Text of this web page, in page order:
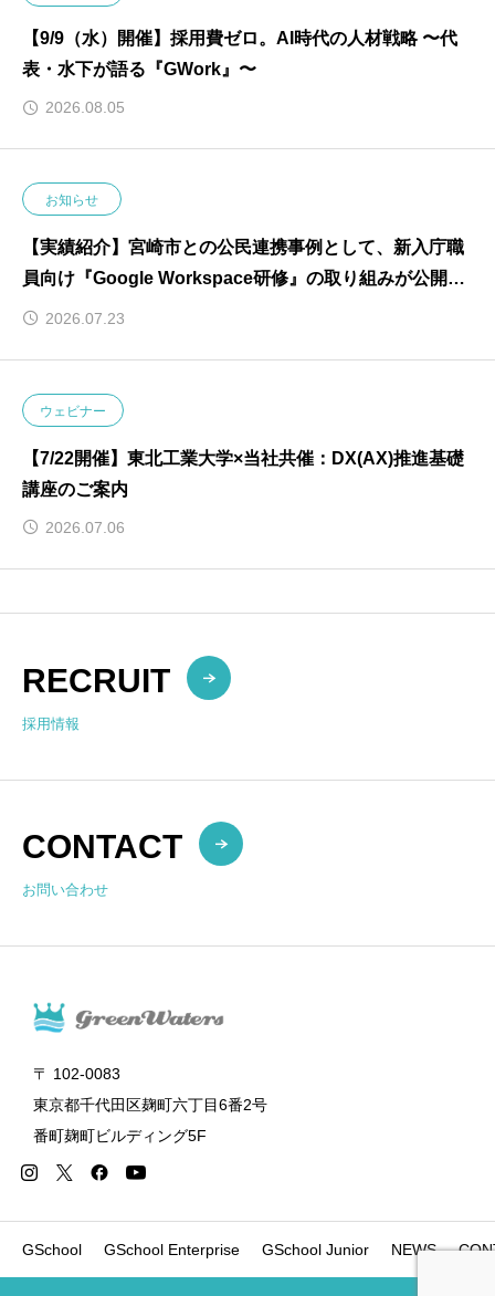
【9/9（水）開催】採用費ゼロ。AI時代の人材戦略 〜代
表・水下が語る『GWork』〜
2026.08.05
お知らせ
【実績紹介】宮崎市との公民連携事例として、新入庁職
員向け『Google Workspace研修』の取り組みが公開さ
れました
2026.07.23
ウェビナー
【7/22開催】東北工業大学×当社共催：DX(AX)推進基礎
講座のご案内
2026.07.06
RECRUIT
採用情報
CONTACT
お問い合わせ
〒 102-0083
東京都千代田区麹町六丁目6番2号
番町麹町ビルディング5F
GSchool GSchool Enterprise GSchool Junior NEWS